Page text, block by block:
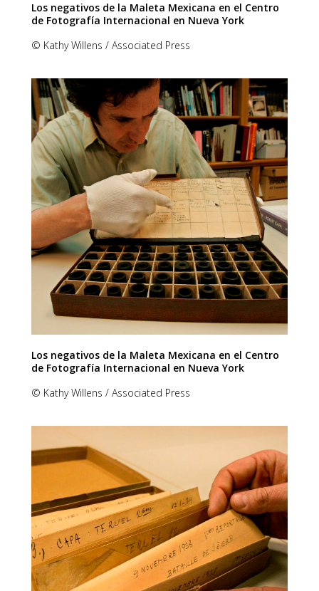
Los negativos de la Maleta Mexicana en el Centro
de Fotografía Internacional en Nueva York
© Kathy Willens / Associated Press
Los negativos de la Maleta Mexicana en el Centro
de Fotografía Internacional en Nueva York
© Kathy Willens / Associated Press